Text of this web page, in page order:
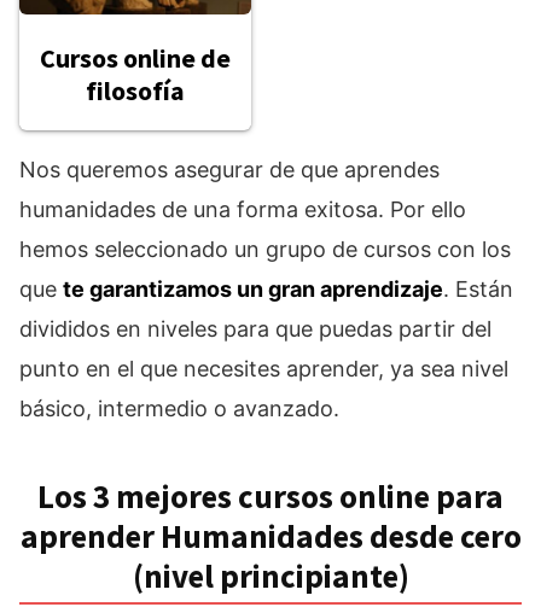
Cursos online de
filosofía
Nos queremos asegurar de que aprendes
humanidades de una forma exitosa. Por ello
hemos seleccionado un grupo de cursos con los
que te garantizamos un gran aprendizaje. Están
divididos en niveles para que puedas partir del
punto en el que necesites aprender, ya sea nivel
básico, intermedio o avanzado.
Los 3 mejores cursos online para
aprender Humanidades desde cero
(nivel principiante)